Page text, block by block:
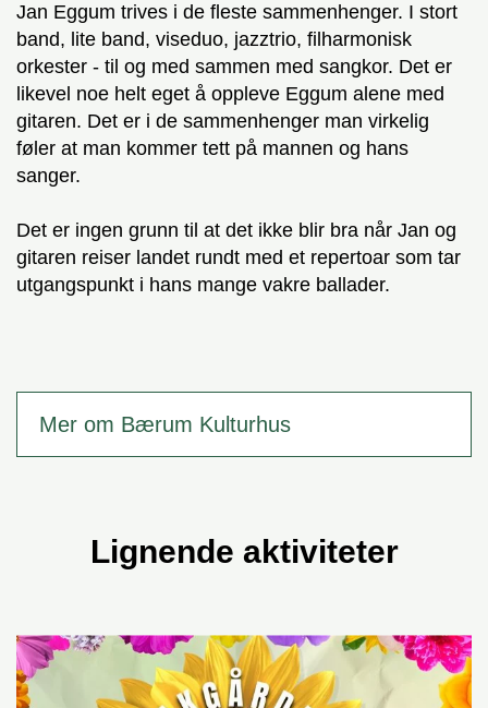
Jan Eggum trives i de fleste sammenhenger. I stort
band, lite band, viseduo, jazztrio, filharmonisk
orkester - til og med sammen med sangkor. Det er
likevel noe helt eget å oppleve Eggum alene med
gitaren. Det er i de sammenhenger man virkelig
føler at man kommer tett på mannen og hans
sanger.
Det er ingen grunn til at det ikke blir bra når Jan og
gitaren reiser landet rundt med et repertoar som tar
utgangspunkt i hans mange vakre ballader.
Mer om Bærum Kulturhus
Lignende aktiviteter